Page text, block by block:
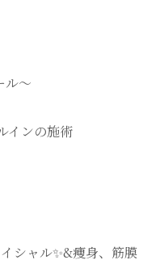
ル〜
インの施術
シャル✨&痩身、筋膜